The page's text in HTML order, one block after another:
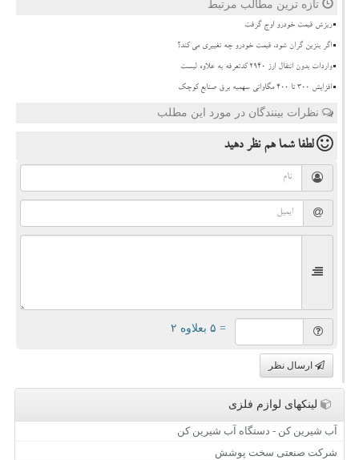
تازه ترین مطالب مرتبط
ریزش قیمت خودرو اوج گرفت
اگر بنزین گران شود، قیمت خودرو چه تغییری می کند؟
واردات بدون انتقال ارز ۲۹۴۰ کدتعرفه به علاوه لیست
افزایش 300 تا 400 مگاواتی سهمیه برق صنایع کوچک
نظرات بینندگان در مورد این مطلب
لطفا شما همنظر دهید
= ۵ بعلاوه ۲
ارسال نظر
لینکهای لوازم فلزی
آب شیرین کن - دستگاه آب شیرین کن
شرکت صنعتی سخت پوشش